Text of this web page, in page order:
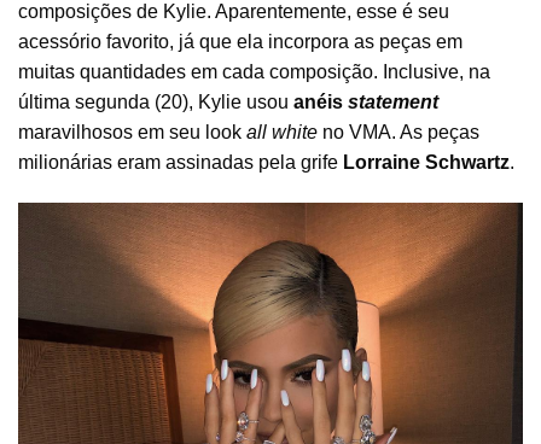
composições de Kylie. Aparentemente, esse é seu
acessório favorito, já que ela incorpora as peças em
muitas quantidades em cada composição. Inclusive, na
última segunda (20), Kylie usou anéis statement
maravilhosos em seu look all white no VMA. As peças
milionárias eram assinadas pela grife Lorraine Schwartz.